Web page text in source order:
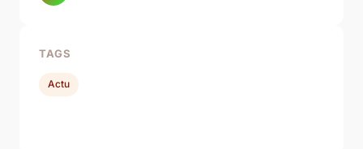
TAGS
Actu